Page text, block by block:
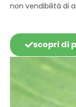
non vendibilità di
scopri di